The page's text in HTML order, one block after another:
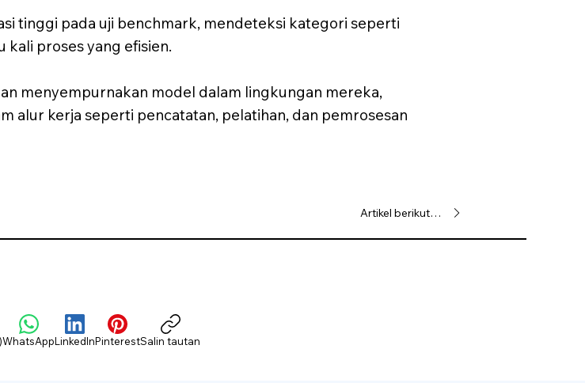
tinggi pada uji benchmark, mendeteksi kategori seperti
kali proses yang efisien.
menyempurnakan model dalam lingkungan mereka,
alur kerja seperti pencatatan, pelatihan, dan pemrosesan
Artikel berikutnya
WhatsAppLinkedInPinterestSalin tautan